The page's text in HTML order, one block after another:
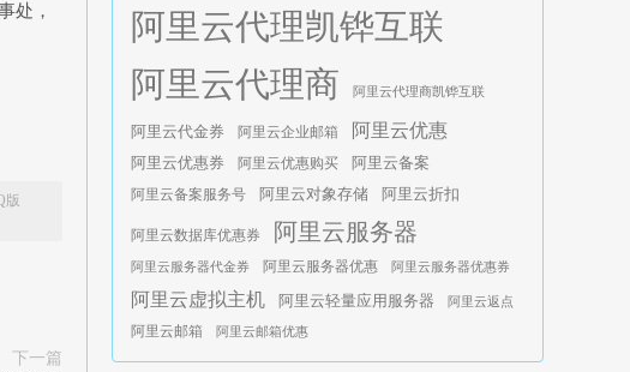
处，
版
下一篇
阿里云代理凯铧互联
阿里云代理商
阿里云代理商凯铧互联
阿里云代金券 阿里云企业邮箱 阿里云优惠
阿里云优惠券 阿里云优惠购买
阿里云备案
阿里云备案服务号
阿里云对象存储 阿里云折扣
阿里云数据库优惠券 阿里云服务器
阿里云服务器代金券 阿里云服务器优惠 阿里云服务器优惠券
阿里云虚拟主机 阿里云轻量应用服务器 阿里云返点
阿里云邮箱 阿里云邮箱优惠